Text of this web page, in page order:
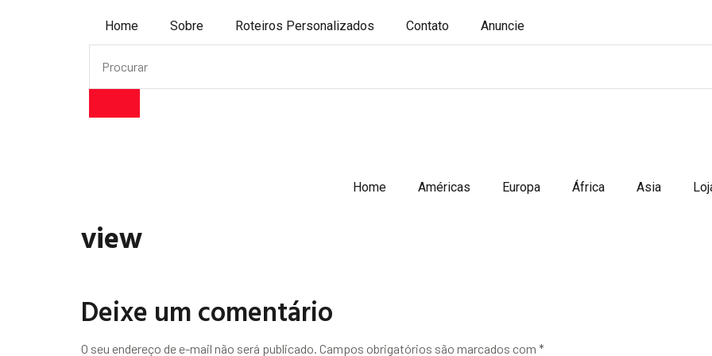
Home Sobre Roteiros Personalizados Contato Anuncie
Home Américas Europa África Asia
view
Deixe um comentário
O seu endereço de e-mail não será publicado. Campos obrigatórios são marcados com *